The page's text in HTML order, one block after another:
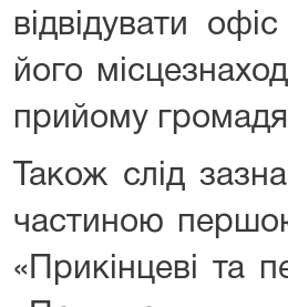
відвідувати
його
прийому
Також слід
частиною
«Прикінцеві та